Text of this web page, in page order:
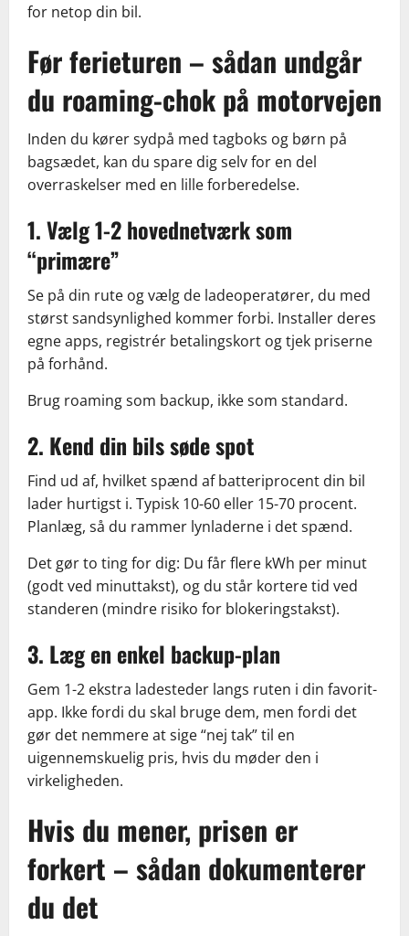
for netop din bil.
Før ferieturen – sådan undgår
du roaming-chok på motorvejen
Inden du kører sydpå med tagboks og børn på
bagsædet, kan du spare dig selv for en del
overraskelser med en lille forberedelse.
1. Vælg 1-2 hovednetværk som
“primære”
Se på din rute og vælg de ladeoperatører, du med
størst sandsynlighed kommer forbi. Installer deres
egne apps, registrér betalingskort og tjek priserne
på forhånd.
Brug roaming som backup, ikke som standard.
2. Kend din bils søde spot
Find ud af, hvilket spænd af batteriprocent din bil
lader hurtigst i. Typisk 10-60 eller 15-70 procent.
Planlæg, så du rammer lynladerne i det spænd.
Det gør to ting for dig: Du får flere kWh per minut
(godt ved minuttakst), og du står kortere tid ved
standeren (mindre risiko for blokeringstakst).
3. Læg en enkel backup-plan
Gem 1-2 ekstra ladesteder langs ruten i din favorit-
app. Ikke fordi du skal bruge dem, men fordi det
gør det nemmere at sige “nej tak” til en
uigennemskuelig pris, hvis du møder den i
virkeligheden.
Hvis du mener, prisen er
forkert – sådan dokumenterer
du det